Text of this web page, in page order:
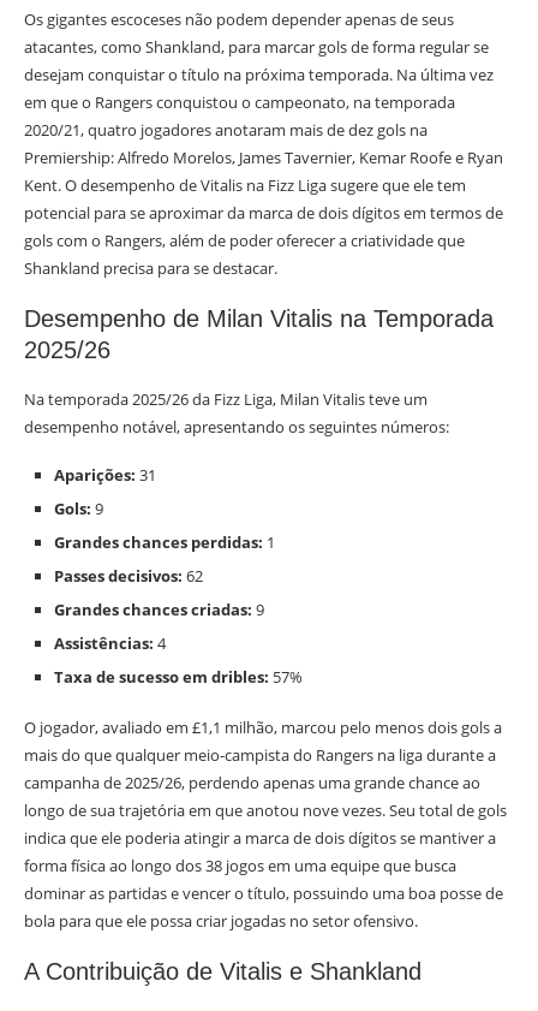
Os gigantes escoceses não podem depender apenas de seus
atacantes, como Shankland, para marcar gols de forma regular se
desejam conquistar o título na próxima temporada. Na última vez
em que o Rangers conquistou o campeonato, na temporada
2020/21, quatro jogadores anotaram mais de dez gols na
Premiership: Alfredo Morelos, James Tavernier, Kemar Roofe e Ryan
Kent. O desempenho de Vitalis na Fizz Liga sugere que ele tem
potencial para se aproximar da marca de dois dígitos em termos de
gols com o Rangers, além de poder oferecer a criatividade que
Shankland precisa para se destacar.
Desempenho de Milan Vitalis na Temporada
2025/26
Na temporada 2025/26 da Fizz Liga, Milan Vitalis teve um
desempenho notável, apresentando os seguintes números:
Aparições: 31
Gols: 9
Grandes chances perdidas: 1
Passes decisivos: 62
Grandes chances criadas: 9
Assistências: 4
Taxa de sucesso em dribles: 57%
O jogador, avaliado em £1,1 milhão, marcou pelo menos dois gols a
mais do que qualquer meio-campista do Rangers na liga durante a
campanha de 2025/26, perdendo apenas uma grande chance ao
longo de sua trajetória em que anotou nove vezes. Seu total de gols
indica que ele poderia atingir a marca de dois dígitos se mantiver a
forma física ao longo dos 38 jogos em uma equipe que busca
dominar as partidas e vencer o título, possuindo uma boa posse de
bola para que ele possa criar jogadas no setor ofensivo.
A Contribuição de Vitalis e Shankland